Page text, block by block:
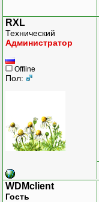
RXL
Технический
Администратор
Offline
Пол:
WDMclient
Гость